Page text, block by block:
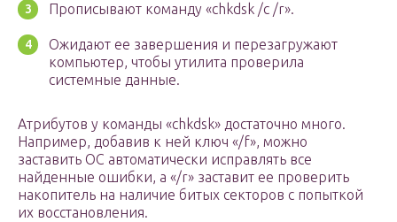
Прописывают команду «chkdsk /c /r».
Ожидают ее завершения и перезагружают
компьютер, чтобы утилита проверила
системные данные.
Атрибутов у команды «chkdsk» достаточно много.
Например, добавив к ней ключ «/f», можно
заставить ОС автоматически исправлять все
найденные ошибки, а «/r» заставит ее проверить
накопитель на наличие битых секторов с попыткой
их восстановления.